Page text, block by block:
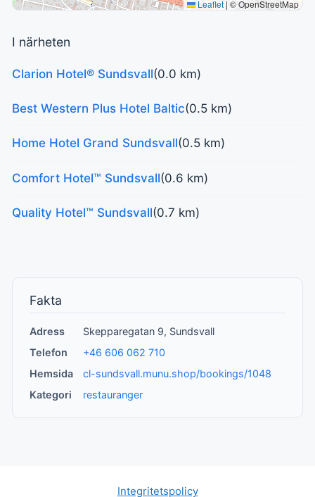
Leaflet | © OpenStreetMap
I närheten
Clarion Hotel® Sundsvall(0.0 km)
Best Western Plus Hotel Baltic(0.5 km)
Home Hotel Grand Sundsvall(0.5 km)
Comfort Hotel™ Sundsvall(0.6 km)
Quality Hotel™ Sundsvall(0.7 km)
Fakta
Adress
Skepparegatan 9, Sundsvall
Telefon
+46 606 062 710
Hemsida
cl-sundsvall.munu.shop/bookings/1048
Kategori
restauranger
Integritetspolicy